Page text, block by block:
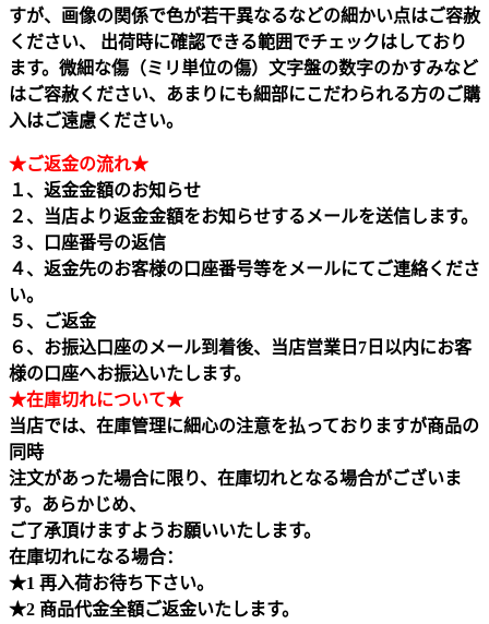
すが、画像の関係で色が若干異なるなどの細かい点はご容赦
ください、 出荷時に確認できる範囲でチェックはしており
ます。微細な傷（ミリ単位の傷）文字盤の数字のかすみなど
はご容赦ください、あまりにも細部にこだわられる方のご購
入はご遠慮ください。
★ご返金の流れ★
１、返金金額のお知らせ
２、当店より返金金額をお知らせするメールを送信します。
３、口座番号の返信
４、返金先のお客様の口座番号等をメールにてご連絡くださ
い。
５、ご返金
６、お振込口座のメール到着後、当店営業日7日以内にお客
様の口座へお振込いたします。
★在庫切れについて★
当店では、在庫管理に細心の注意を払っておりますが商品の
同時
注文があった場合に限り、在庫切れとなる場合がございま
す。あらかじめ、
ご了承頂けますようお願いいたします。
在庫切れになる場合：
★1 再入荷お待ち下さい。
★2 商品代金全額ご返金いたします。